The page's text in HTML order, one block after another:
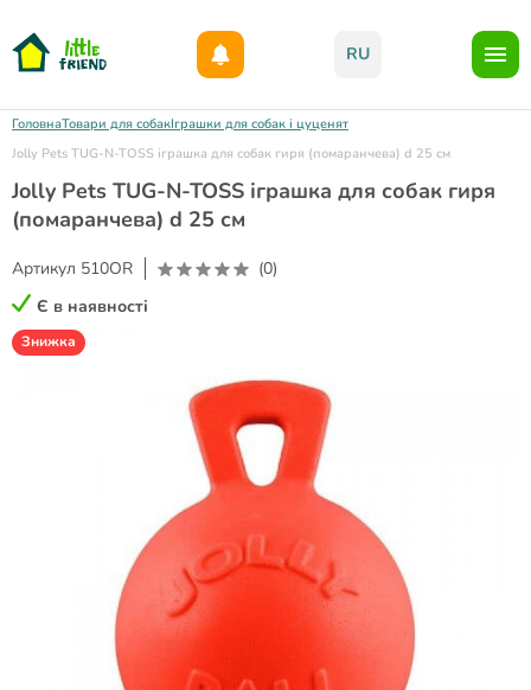
RU
ГоловнаТовари для собакІграшки для собак і цуценят
Jolly Pets TUG-N-TOSS іграшка для собак гиря (помаранчева) d 25 см
Jolly Pets TUG-N-TOSS іграшка для собак гиря
(помаранчева) d 25 см
Артикул 510OR
(0)
Є в наявності
Знижка